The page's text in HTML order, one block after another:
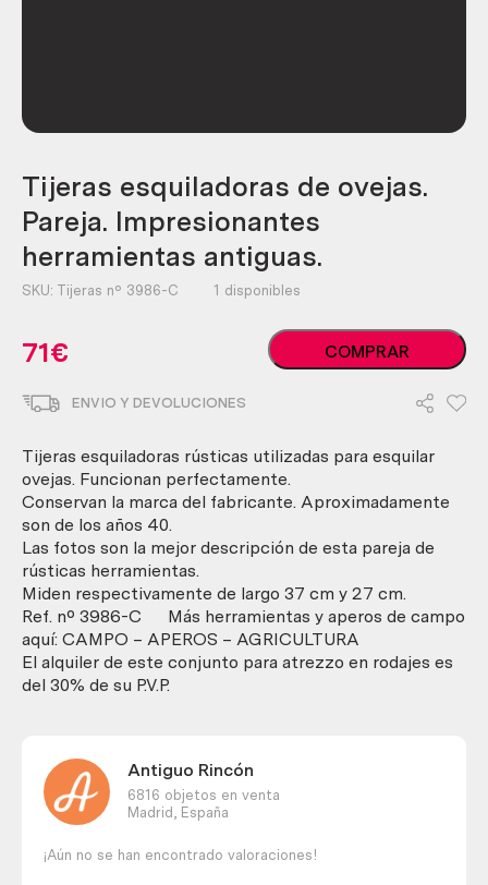
Tijeras esquiladoras de ovejas.
Pareja. Impresionantes
herramientas antiguas.
SKU: Tijeras nº 3986-C 1 disponibles
71€
Tijeras
esquiladoras
Impresionantes
herramientas
antiguas.
COMPRAR
ENVIO Y DEVOLUCIONES
Tijeras esquiladoras rústicas utilizadas para esquilar
ovejas. Funcionan perfectamente.
Conservan la marca del fabricante. Aproximadamente
son de los años 40.
Las fotos son la mejor descripción de esta pareja de
rústicas herramientas.
Miden respectivamente de largo 37 cm y 27 cm.
Ref. nº 3986-C Más herramientas y aperos de campo
aquí: CAMPO – APEROS – AGRICULTURA
El alquiler de este conjunto para atrezzo en rodajes es
del 30% de su P.V.P.
Antiguo Rincón
6816 objetos en venta
Madrid,
España
¡Aún no se han encontrado valoraciones!